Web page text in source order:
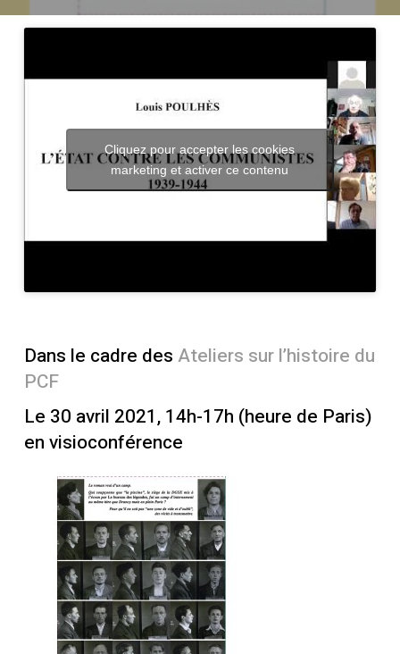
Cliquez pour accepter les cookies
marketing et activer ce contenu
Dans le cadre desAteliers sur l’histoire du
PCF
Le 30 avril 2021, 14h-17h (heure de Paris)
en visioconférence